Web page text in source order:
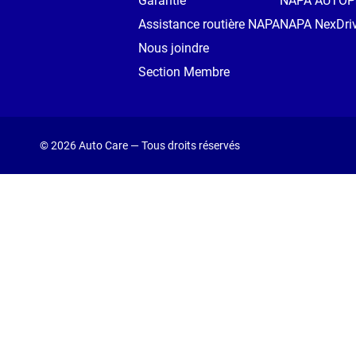
Assistance routière NAPA
Nous joindre
Section Membre
NAPA
© 2026 Auto Care — Tous droits réservés